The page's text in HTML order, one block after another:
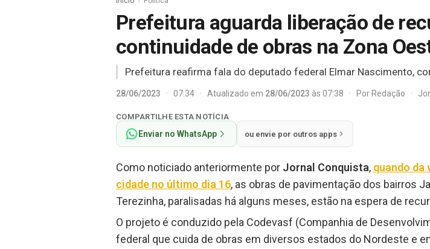
Prefeitura aguarda liberação de
continuidade de obras na Zona
Prefeitura reafirma fala do deputado federal Elmar Nascimento,
28/06/2023 · 07:34 · Atualizado em 28/06/2023 às 07:38 · PorRedação ·
COMPARTILHE ESTA NOTÍCIA
Enviar no WhatsApp ou envie por outros apps
Como noticiado anteriormente por Jornal Conquista, quando da
cidade no último dia 16, as obras de pavimentação dos bairros
Terezinha, paralisadas há alguns meses, estão na espera de
O projeto é conduzido pela Codevasf (Companhia de
federal que cuida de obras em diversos estados do Nordeste e